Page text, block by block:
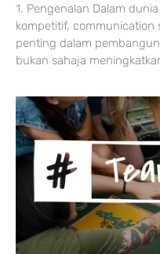
1. Pengenalan Dalam
kompetitif, communication
penting dalam
bukan sahaja